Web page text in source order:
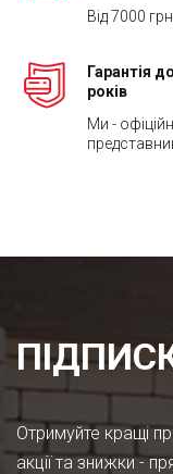
Від 7000 грн.
Гарантія
років
Ми -
Отримуйте кращі
акції та знижки -